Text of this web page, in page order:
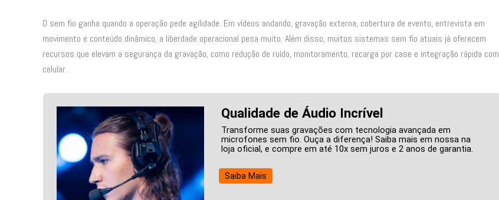
O sem fio ganha quando a operação pede agilidade. Em vídeos andando, gravação externa, cobertura de evento, entrevista em
movimento e conteúdo dinâmico, a liberdade operacional pesa muito. Além disso, muitos sistemas sem fio atuais já oferecem
recursos que elevam a segurança da gravação, como redução de ruído, monitoramento, recarga por case e integração rápida com
celular.
Qualidade de Áudio Incrível
Transforme suas gravações com tecnologia avançada em
microfones sem fio. Ouça a diferença! Saiba mais em nossa na
loja oficial, e compre em até 10x sem juros e 2 anos de garantia.
Saiba Mais